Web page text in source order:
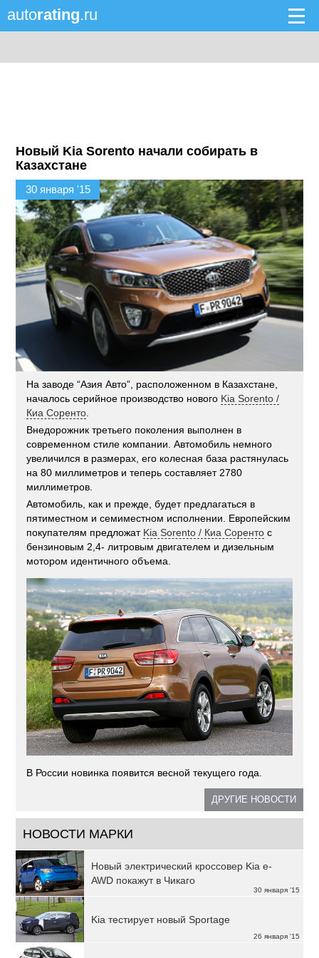
autorating.ru
Новый Kia Sorento начали собирать в
Казахстане
30 января '15
На заводе “Азия Авто”, расположенном в Казахстане,
началось серийное производство нового Kia Sorento /
Киа Соренто
Внедорожник третьего поколения выполнен в
современном стиле компании. Автомобиль немного
увеличился в размерах, его колесная база растянулась
на 80 миллиметров и теперь составляет 2780
миллиметров.
Автомобиль, как и прежде, будет предлагаться в
пятиместном и семиместном исполнении. Европейским
покупателям предложат Kia Sorento / Киа Соренто с
бензиновым 2,4- литровым двигателем и дизельным
мотором идентичного объема.
В России новинка появится весной текущего года.
ДРУГИЕ НОВОСТИ
НОВОСТИ МАРКИ
30 января '15
Новый электрический кроссовер Kia e-
AWD покажут в Чикаго
26 января '15
Kia тестирует новый Sportage